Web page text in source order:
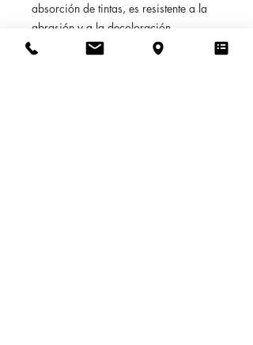
absorción de tintas, es resistente a la
abrasión y a la decoloración.
El material se limpia con facilidad.